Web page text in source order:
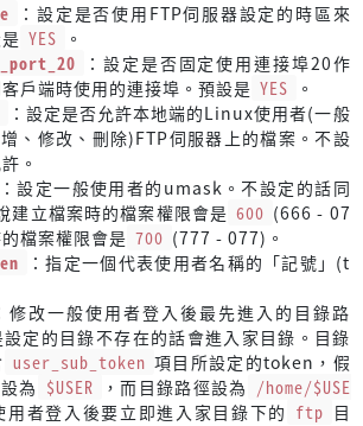
：設定是否使用FTP伺服器設定的時區來
YES
。
：設定是否固定使用連接埠20作
戶端時使用的連接埠。預設是 YES
。
：設定是否允許本地端的Linux使用者(一般
、修改、刪除)FTP伺服器上的檔案。不設
。
：設定一般使用者的umask。不設定的話同
建立檔案時的檔案權限會是 600 (666 - 07
檔案權限會是 700 (777 - 077)。
：指定一個代表使用者名稱的「記號」(t
修改一般使用者登入後最先進入的目錄路
定的目錄不存在的話會進入家目錄。目錄
user_sub_token 項目所設定的token，假
為 $USER ，而目錄路徑設為 /home/$USE
用者登入後要立即進入家目錄下的 ftp 目